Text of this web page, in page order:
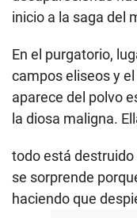
inicio a la saga del
En el purgatorio,
campos eliseos y
aparece del polvo
la diosa maligna.
todo está
se sorprende
haciendo que